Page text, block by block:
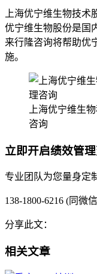
上海优宁维生物技术
优宁维生物股份是国
来行隆咨询将帮助优
施。
上海优宁维生
咨询
立即开启绩效管
专业团队为您量身定
138-1800-6216 (同微
分享此文：
相关文章